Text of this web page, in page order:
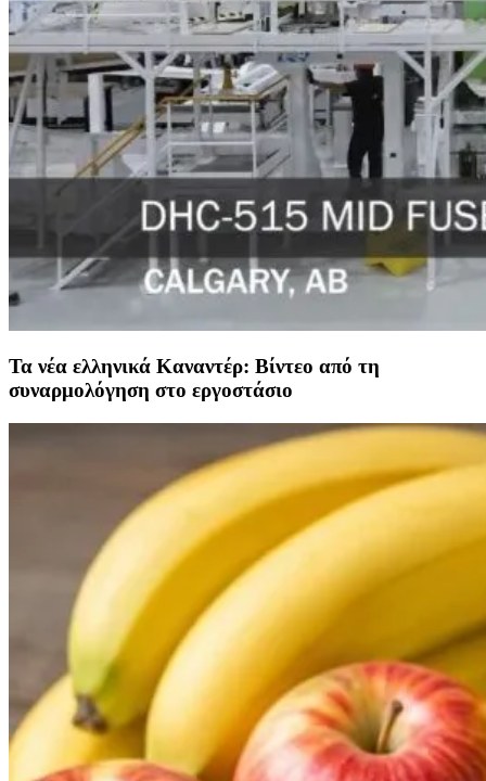
Τα νέα ελληνικά Καναντέρ: Βίντεο από τη
συναρμολόγηση στο εργοστάσιο